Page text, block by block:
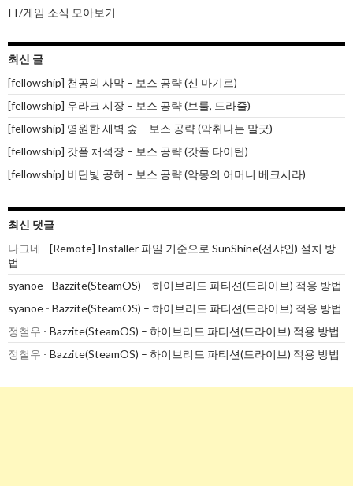
IT/게임 소식 모아보기
최신 글
[fellowship] 천공의 사막 – 보스 공략 (신 마기르)
[fellowship] 우라크 시장 – 보스 공략 (브룰, 드라줄)
[fellowship] 영원한 새벽 숲 – 보스 공략 (악취나는 말긋)
[fellowship] 갓폴 채석장 – 보스 공략 (갓폴 타이탄)
[fellowship] 비단빛 공허 – 보스 공략 (악몽의 어머니 베크시라)
최신 댓글
나그네 - [Remote] Installer 파일 기준으로 SunShine(선샤인) 설치 방
법
syanoe - Bazzite(SteamOS) – 하이브리드 파티션(드라이브) 적용 방법
syanoe - Bazzite(SteamOS) – 하이브리드 파티션(드라이브) 적용 방법
정철우 - Bazzite(SteamOS) – 하이브리드 파티션(드라이브) 적용 방법
정철우 - Bazzite(SteamOS) – 하이브리드 파티션(드라이브) 적용 방법